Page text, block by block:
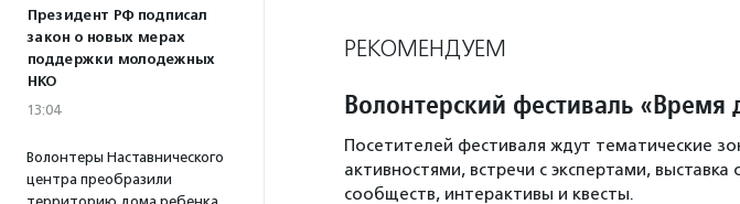
Президент РФ подписал
закон о новых мерах
поддержки молодежных
НКО
13:04
Волонтеры Наставнического
центра преобразили
РЕКОМЕНДУЕМ
Волонтерский фестиваль «Время
Посетителей фестиваля ждут тематические
активностями, встречи с экспертами,
сообществ, интерактивы и квесты.